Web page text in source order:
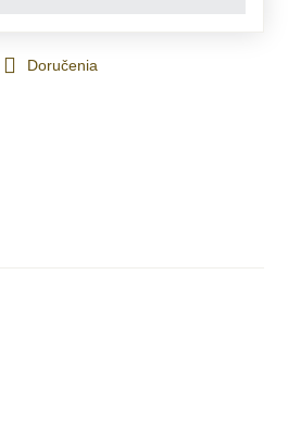
Doručenia